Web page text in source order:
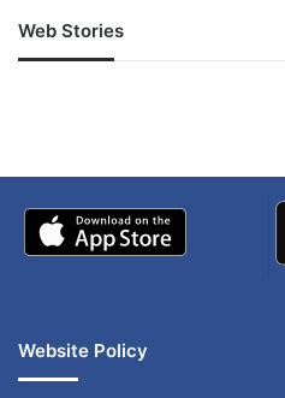
Web Stories
जम्मू-कश्मीर में बारिश से
अपडेट
Website Policy